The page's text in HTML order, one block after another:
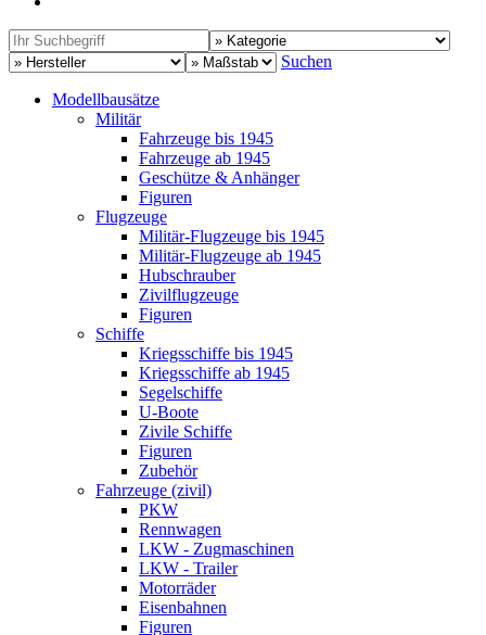
Suchen
Modellbausätze
Militär
Fahrzeuge bis 1945
Fahrzeuge ab 1945
Geschütze & Anhänger
Figuren
Flugzeuge
Militär-Flugzeuge bis 1945
Militär-Flugzeuge ab 1945
Hubschrauber
Zivilflugzeuge
Figuren
Schiffe
Kriegsschiffe bis 1945
Kriegsschiffe ab 1945
Segelschiffe
U-Boote
Zivile Schiffe
Figuren
Zubehör
Fahrzeuge (zivil)
PKW
Rennwagen
LKW - Zugmaschinen
LKW - Trailer
Motorräder
Eisenbahnen
Figuren